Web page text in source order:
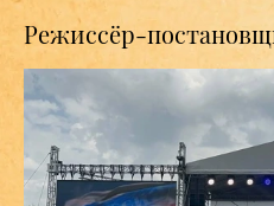
Режиссёр-